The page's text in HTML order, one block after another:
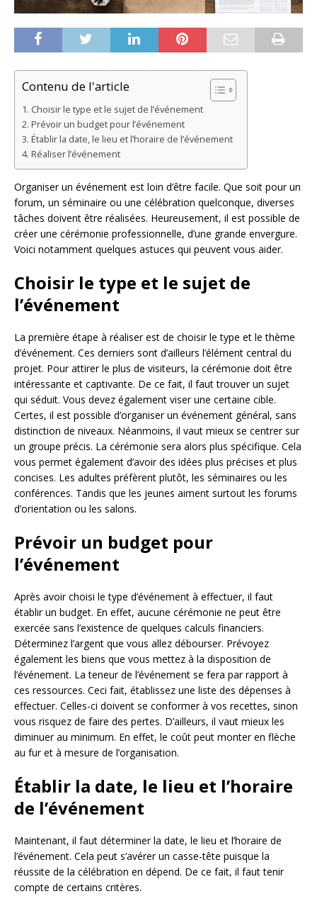
Contenu de l'article
Choisir le type et le sujet de l’événement
Prévoir un budget pour l’événement
Établir la date, le lieu et l’horaire de l’événement
Réaliser l’événement
Organiser un événement est loin d’être facile. Que soit pour un
forum, un séminaire ou une célébration quelconque, diverses
tâches doivent être réalisées. Heureusement, il est possible de
créer une cérémonie professionnelle, d’une grande envergure.
Voici notamment quelques astuces qui peuvent vous aider.
Choisir le type et le sujet de
l’événement
La première étape à réaliser est de choisir le type et le thème
d’événement. Ces derniers sont d’ailleurs l’élément central du
projet. Pour attirer le plus de visiteurs, la cérémonie doit être
intéressante et captivante. De ce fait, il faut trouver un sujet
qui séduit. Vous devez également viser une certaine cible.
Certes, il est possible d’organiser un événement général, sans
distinction de niveaux. Néanmoins, il vaut mieux se centrer sur
un groupe précis. La cérémonie sera alors plus spécifique. Cela
vous permet également d’avoir des idées plus précises et plus
concises. Les adultes préfèrent plutôt, les séminaires ou les
conférences. Tandis que les jeunes aiment surtout les forums
d’orientation ou les salons.
Prévoir un budget pour
l’événement
Après avoir choisi le type d’événement à effectuer, il faut
établir un budget. En effet, aucune cérémonie ne peut être
exercée sans l’existence de quelques calculs financiers.
Déterminez l’argent que vous allez débourser. Prévoyez
également les biens que vous mettez à la disposition de
l’événement. La teneur de l’événement se fera par rapport à
ces ressources. Ceci fait, établissez une liste des dépenses à
effectuer. Celles-ci doivent se conformer à vos recettes, sinon
vous risquez de faire des pertes. D’ailleurs, il vaut mieux les
diminuer au minimum. En effet, le coût peut monter en flèche
au fur et à mesure de l’organisation.
Établir la date, le lieu et l’horaire
de l’événement
Maintenant, il faut déterminer la date, le lieu et l’horaire de
l’événement. Cela peut s’avérer un casse-tête puisque la
réussite de la célébration en dépend. De ce fait, il faut tenir
compte de certains critères.